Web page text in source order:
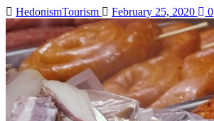
HedonismTourism February 25, 2020 0